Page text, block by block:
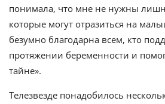
понимала, что мне не нужны
которые могут отразиться на
безумно благодарна всем, кто
протяжении беременности и
тайне».
Телезвезде понадобилось